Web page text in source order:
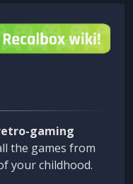
gaming
the games from
your childhood.